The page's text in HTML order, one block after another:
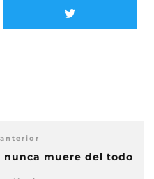
nunca muere del todo